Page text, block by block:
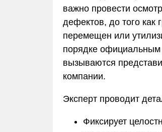
важно провести
дефектов, до того как
перемещен или
порядке
вызываются
компании.
Эксперт проводит
Фиксирует